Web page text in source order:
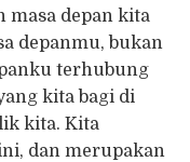
masa depan kita
depanmu, bukan
terhubung
kita bagi di
kita. Kita
dan merupakan